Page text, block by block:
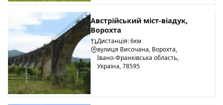
Австрійський міст-віадук,
Ворохта
Дистанція: 6км
вулиця Височана, Ворохта,
Івано-Франківська область,
Україна, 78595